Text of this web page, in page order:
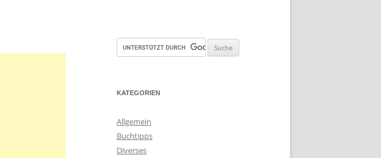
KATEGORIEN
Allgemein
Buchtipps
Diverses